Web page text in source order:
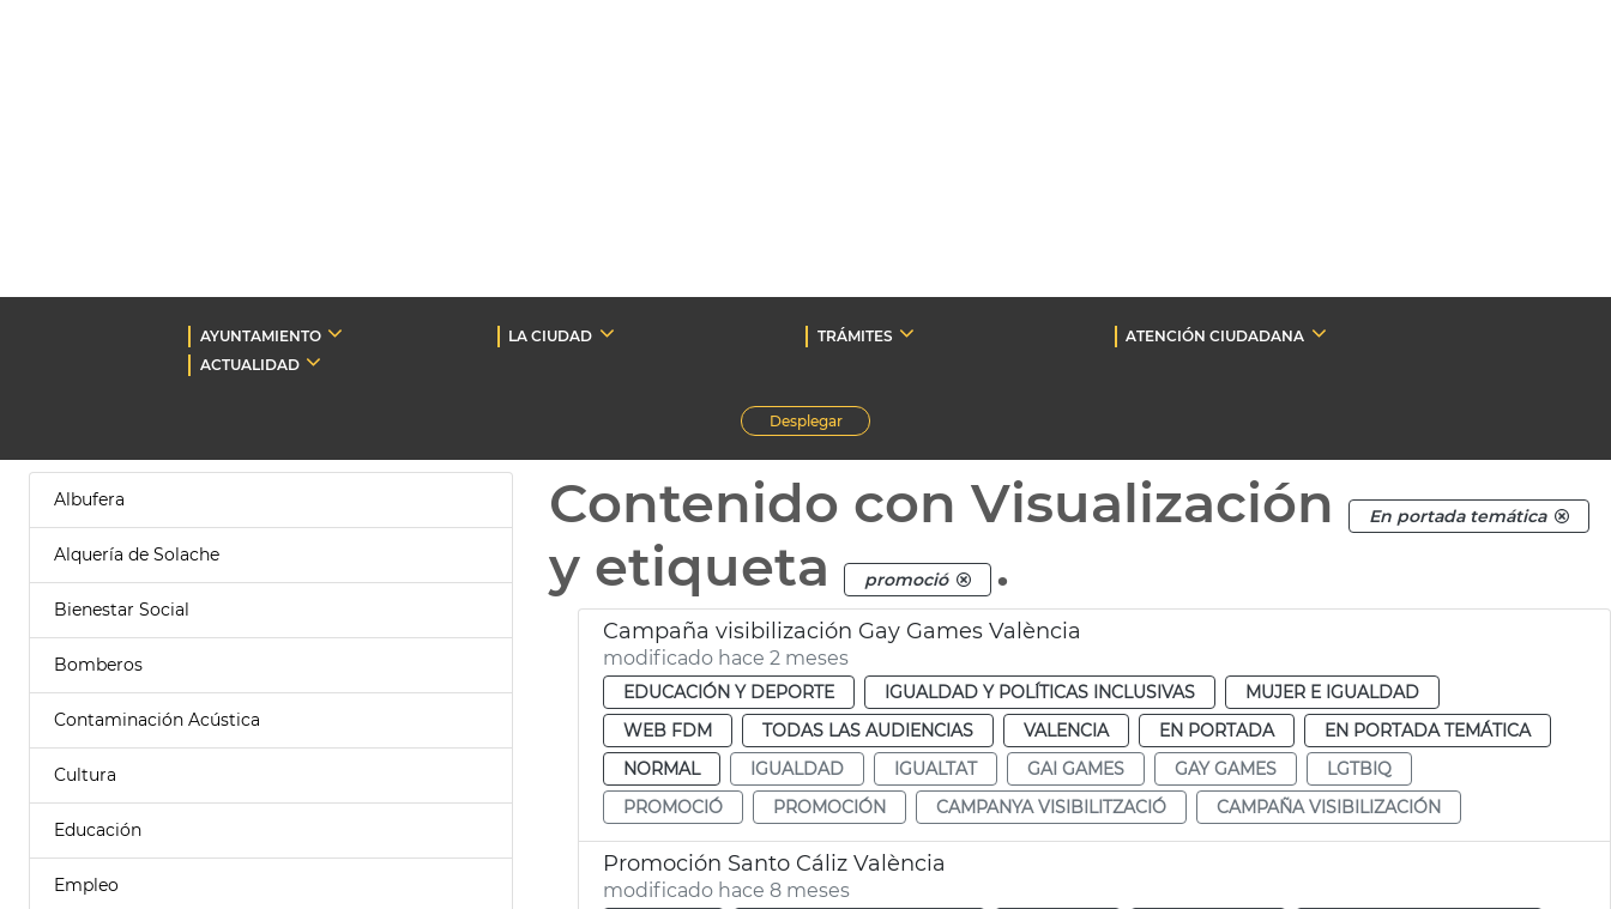
AYUNTAMIENTO LA CIUDAD TRÁMITES
ATENCIÓN CIUDADANA
ACTUALIDAD
Desplegar
Albufera
Alquería de Solache
Bienestar Social
Bomberos
Contaminación Acústica
Cultura
Educación
Empleo
Contenido con Visualización En portada temática
y etiqueta promoció .
Campaña visibilización Gay Games València
modificado hace 2 meses
EDUCACIÓN Y DEPORTE IGUALDAD Y POLÍTICAS INCLUSIVAS
MUJER E IGUALDAD
WEB FDM
TODAS LAS AUDIENCIAS VALENCIA EN PORTADA
EN PORTADA TEMÁTICA
NORMAL
IGUALDAD IGUALTAT GAI GAMES GAY GAMES
LGTBIQ
PROMOCIÓ
PROMOCIÓN CAMPANYA VISIBILITZACIÓ CAMPAÑA VISIBILIZACIÓN
Promoción Santo Cáliz València
modificado hace 8 meses